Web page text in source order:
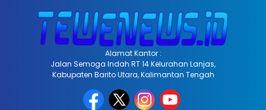
Alamat Kantor :
Jalan Semoga Indah RT 14 Kelurahan Lanjas,
Kabupaten Barito Utara, Kalimantan Tengah